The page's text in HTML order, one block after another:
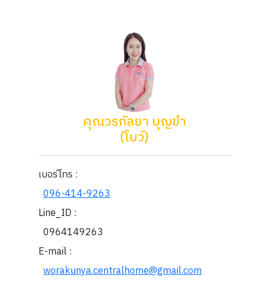
คุณวรกัลยา บุญขำ
(โบว์)
เบอร์โทร :
096-414-9263
Line_ID :
0964149263
E-mail :
worakunya.centralhome@gmail.com